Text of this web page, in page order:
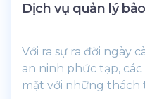
Dịch vụ quản lý
Với ra sự ra đời ngày
an ninh phức tạp,
mặt với những thách